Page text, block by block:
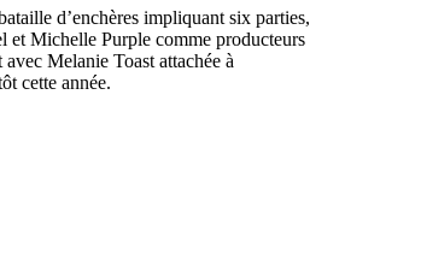
d’enchères impliquant six parties,
et Michelle Purple comme producteurs
Melanie Toast attachée à
cette année.